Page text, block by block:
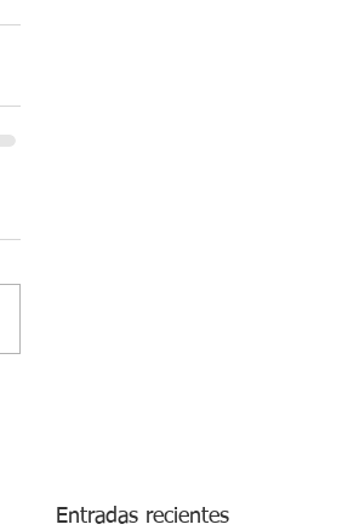
Entradas recientes